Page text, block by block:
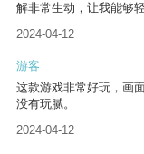
解非常生动，让我能够
2024-04-12
游客
这款游戏非常好玩，画
没有玩腻。
2024-04-12